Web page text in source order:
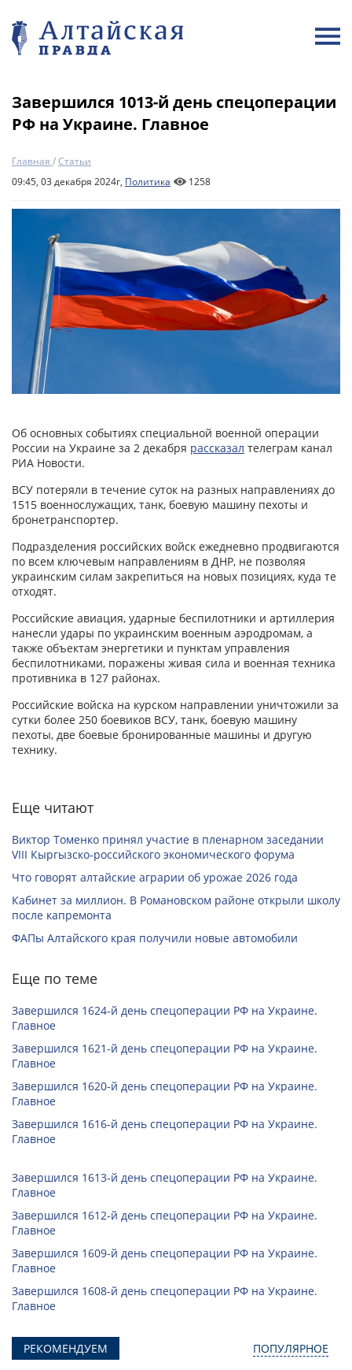
Завершился 1013-й день спецоперации
РФ на Украине. Главное
Главная /Статьи
09:45, 03 декабря 2024г, Политика 1258
Об основных событиях специальной военной операции
России на Украине за 2 декабря рассказал телеграм канал
РИА Новости.
ВСУ потеряли в течение суток на разных направлениях до
1515 военнослужащих, танк, боевую машину пехоты и
бронетранспортер.
Подразделения российских войск ежедневно продвигаются
по всем ключевым направлениям в ДНР, не позволяя
украинским силам закрепиться на новых позициях, куда те
отходят.
Российские авиация, ударные беспилотники и артиллерия
нанесли удары по украинским военным аэродромам, а
также объектам энергетики и пунктам управления
беспилотниками, поражены живая сила и военная техника
противника в 127 районах.
Российские войска на курском направлении уничтожили за
сутки более 250 боевиков ВСУ, танк, боевую машину
пехоты, две боевые бронированные машины и другую
технику.
Еще читают
Виктор Томенко принял участие в пленарном заседании
VIII Кыргызско-российского экономического форума
Что говорят алтайские аграрии об урожае 2026 года
Кабинет за миллион. В Романовском районе открыли школу
после капремонта
ФАПы Алтайского края получили новые автомобили
Еще по теме
Завершился 1624-й день спецоперации РФ на Украине.
Главное
Завершился 1621-й день спецоперации РФ на Украине.
Главное
Завершился 1620-й день спецоперации РФ на Украине.
Главное
Завершился 1616-й день спецоперации РФ на Украине.
Главное
Завершился 1613-й день спецоперации РФ на Украине.
Главное
Завершился 1612-й день спецоперации РФ на Украине.
Главное
Завершился 1609-й день спецоперации РФ на Украине.
Главное
Завершился 1608-й день спецоперации РФ на Украине.
Главное
РЕКОМЕНДУЕМ ПОПУЛЯРНОЕ